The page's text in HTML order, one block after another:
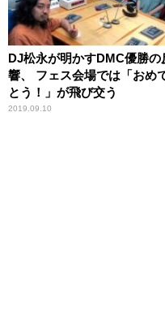
DJ松永が明かすDMC優勝の
響、 フェス会場では「おめ
とう！」が飛び交う
2019.09.10